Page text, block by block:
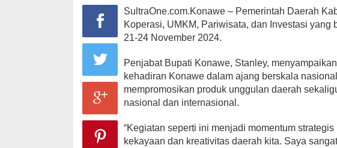
SultraOne.com.Konawe – Pemerintah Daerah
Koperasi, UMKM, Pariwisata, dan Investasi yang
21-24 November 2024.
Penjabat Bupati Konawe, Stanley,
kehadiran Konawe dalam ajang berskala
mempromosikan produk unggulan daerah
nasional dan internasional.
“Kegiatan seperti ini menjadi momentum
kekayaan dan kreativitas daerah kita. Saya